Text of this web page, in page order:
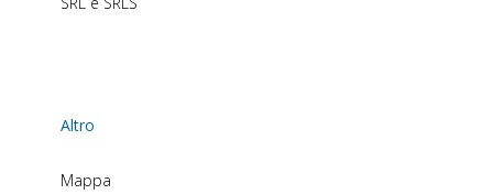
Altro
Mappa